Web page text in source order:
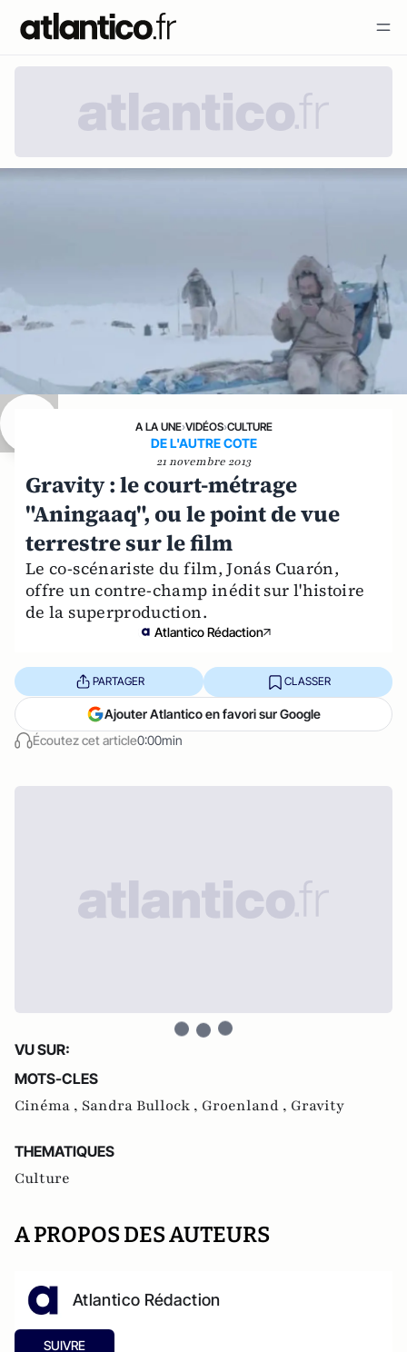
A LA UNE›VIDÉOS›CULTURE
DE L'AUTRE COTE
21 novembre 2013
Gravity : le court-métrage
"Aningaaq", ou le point de vue
terrestre sur le film
Le co-scénariste du film, Jonás Cuarón,
offre un contre-champ inédit sur l'histoire
de la superproduction.
Atlantico Rédaction
Écoutez cet article0:00min
PARTAGER CLASSER
Ajouter Atlantico en favori sur Google
VU SUR:
MOTS-CLES
Cinéma , Sandra Bullock , Groenland , Gravity
THEMATIQUES
Culture
A PROPOS DES AUTEURS
Atlantico Rédaction
SUIVRE